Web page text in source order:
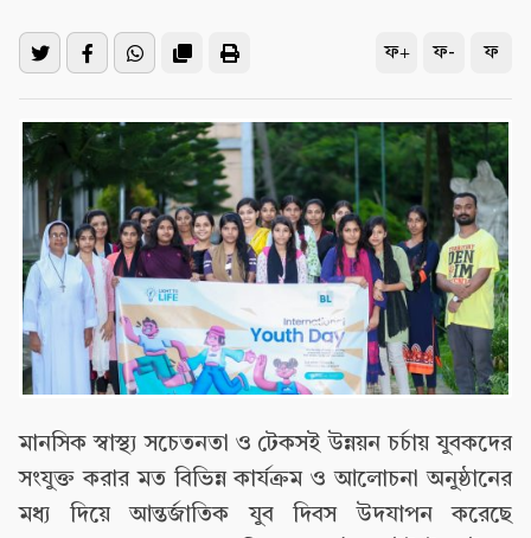
ফ+ ফ- ফ
মানসিক স্বাস্থ্য সচেতনতা ও টেকসই উন্নয়ন চর্চায় যুবকদের
সংযুক্ত করার মত বিভিন্ন কার্যক্রম ও আলোচনা অনুষ্ঠানের
মধ্য দিয়ে আন্তর্জাতিক যুব দিবস উদযাপন করেছে